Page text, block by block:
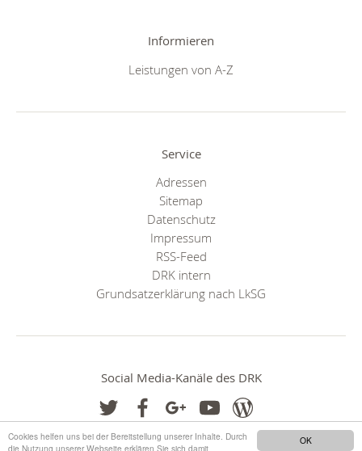
OK
Cookies helfen uns bei der Bereitstellung unserer Inhalte. Durch
die Nutzung unserer Webseite erklären Sie sich damit
Informieren
Leistungen von A-Z
Service
Adressen
Sitemap
Datenschutz
Impressum
RSS-Feed
DRK intern
Grundsatzerklärung nach LkSG
Social Media-Kanäle des DRK